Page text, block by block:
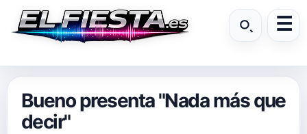
Bueno presenta "Nada más que
decir"